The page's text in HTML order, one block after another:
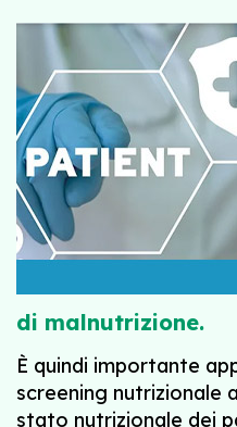
di malnutrizione.
È quindi importante
screening nutrizionale
stato nutrizionale dei